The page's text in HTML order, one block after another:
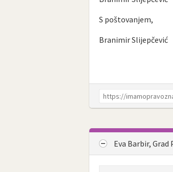
S poštovanjem,
Branimir Slijepčević
Eva Barbir, Grad